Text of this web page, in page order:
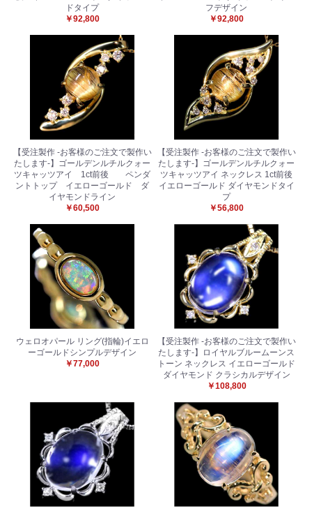
ドタイプ
￥92,800
フデザイン
￥92,800
【受注製作 -お客様のご注文で製作い
たします-】ゴールデンルチルクォー
ツキャッツアイ 1ct前後 ペンダ
ントトップ イエローゴールド ダ
イヤモンドライン
￥60,500
【受注製作 -お客様のご注文で製作い
たします-】ゴールデンルチルクォー
ツキャッツアイ ネックレス 1ct前後
イエローゴールド ダイヤモンドタイ
プ
￥56,800
ウェロオパール リング(指輪)イエロ
ーゴールドシンプルデザイン
￥77,000
【受注製作 -お客様のご注文で製作い
たします-】ロイヤルブルームーンス
トーン ネックレス イエローゴールド
ダイヤモンド クラシカルデザイン
￥108,800
お買い物を続ける カートへ進む